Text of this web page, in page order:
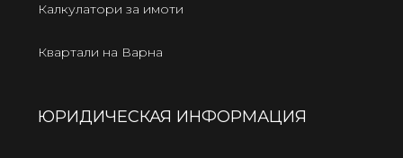
Калкулатори за имоти
Квартали на Варна
ЮРИДИЧЕСКАЯ ИНФОРМАЦИЯ